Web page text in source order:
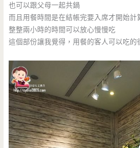
也可以跟父母一起共鍋
而且用餐時間是在結帳完要入席才開始計
整整兩小時的時間可以放心慢慢吃
這個部份讓我覺得，用餐的客人可以吃的